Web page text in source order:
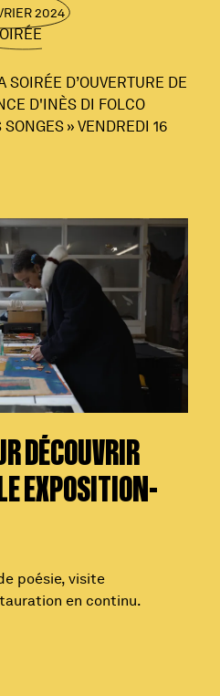
2024
SOIRÉE D’OUVERTURE DE
D'INÈS DI FOLCO
» VENDREDI 16
DÉCOUVRIR
EXPOSITION-
poésie, visite
en continu.